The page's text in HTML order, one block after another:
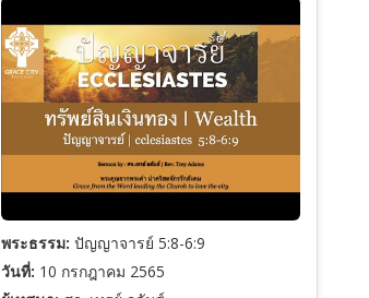
พระธรรม: ปัญญาจารย์ 5:8-6:9
วันที่: 10 กรกฎาคม 2565